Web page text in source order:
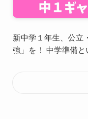
新中学１年生、公立
強」を！ 中学準備と